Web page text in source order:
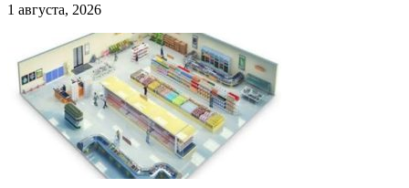
1 августа, 2026